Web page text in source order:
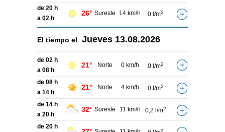
de 20 h
a 02 h
26° Sureste 14 km/h 0 l/m2
El tiempo el Jueves 13.08.2026
de 02 h
a 08 h
21° Norte 0 km/h 0 l/m2
de 08 h
a 14 h
21° Norte 4 km/h 0 l/m2
de 14 h
a 20 h
32° Sureste 11 km/h 0,2 l/m2
de 20 h